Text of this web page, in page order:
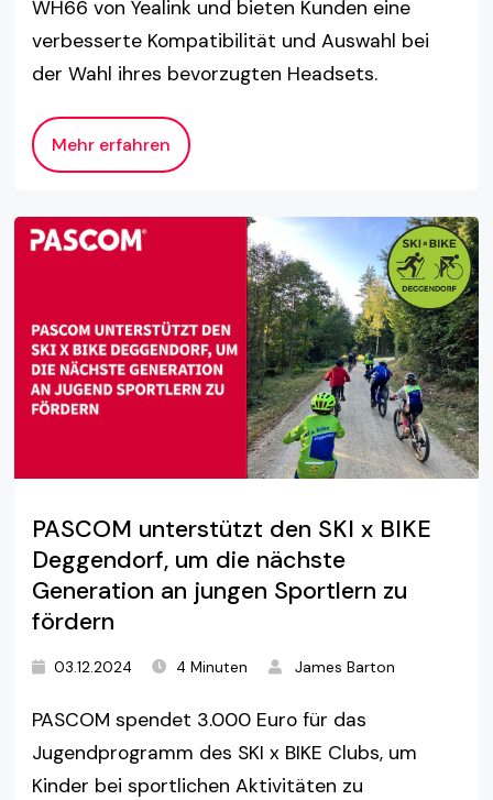
WH66 von Yealink und bieten Kunden eine
verbesserte Kompatibilität und Auswahl bei
der Wahl ihres bevorzugten Headsets.
Mehr erfahren
PASCOM unterstützt den SKI x BIKE
Deggendorf, um die nächste
Generation an jungen Sportlern zu
fördern
03.12.2024 4 Minuten James Barton
PASCOM spendet 3.000 Euro für das
Jugendprogramm des SKI x BIKE Clubs, um
Kinder bei sportlichen Aktivitäten zu